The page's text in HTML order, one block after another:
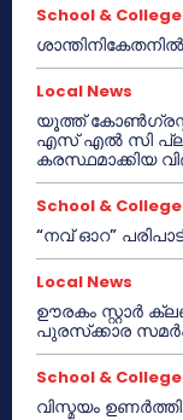
School & College
Local News
യൂത്ത് കോൺഗ്രസ്സ്
എസ് എൽ സി
കരസ്ഥമാക്കിയ
School & College
“നവ് ഓറ”
Local News
ഊരകം സ്റ്റാർ
പുരസ്‌ക്കാര
School & College
വിസ്മയം